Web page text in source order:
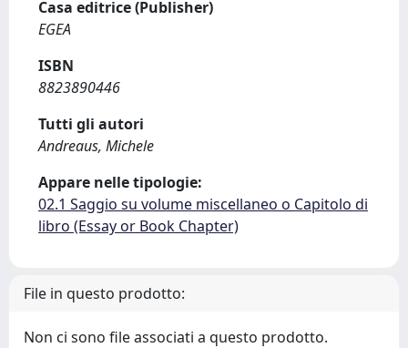
Casa editrice (Publisher)
EGEA
ISBN
8823890446
Tutti gli autori
Andreaus, Michele
Appare nelle tipologie:
02.1 Saggio su volume miscellaneo o Capitolo di
libro (Essay or Book Chapter)
File in questo prodotto:
Non ci sono file associati a questo prodotto.